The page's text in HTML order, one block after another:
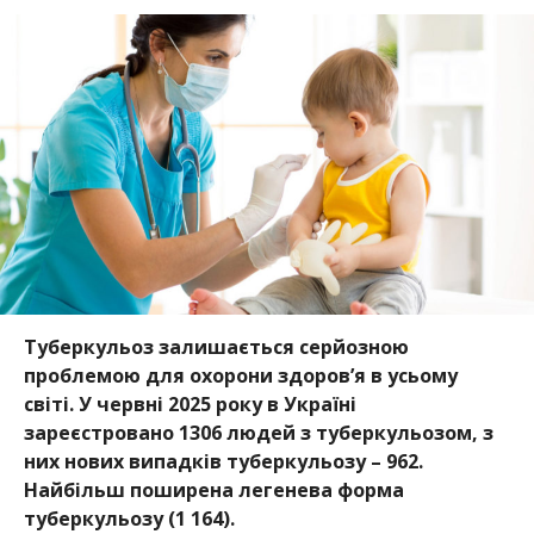
Туберкульоз залишається серйозною
проблемою для охорони здоров’я в усьому
світі.У червні 2025 року в Україні
зареєстровано1306 людей з туберкульозом, з
них нових випадків туберкульозу – 962.
Найбільш поширена легенева форма
туберкульозу (1 164).